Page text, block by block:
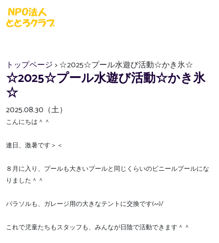
トップページ> ☆2025☆プール水遊び活動☆かき氷☆
☆2025☆プール水遊び活動☆かき氷
☆
2025.08.30（土）
こんにちは＾＾
連日、激暑です＞＜
８月に入り、プールも大きいプールと同じくらいのビニールプールにな
りました＾＾
パラソルも、ガレージ用の大きなテントに交換です(^^)/
これで児童たちもスタッフも、みんなが日陰で活動できます＾＾